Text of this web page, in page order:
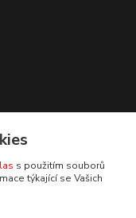
s použitím souborů
týkající se Vašich